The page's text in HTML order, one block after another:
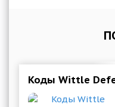
Коды Wittle